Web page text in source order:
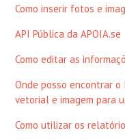
Como inserir fotos e
API Pública da APOIA.se
Como editar as
Onde posso encontrar
vetorial e imagem para
Como utilizar os